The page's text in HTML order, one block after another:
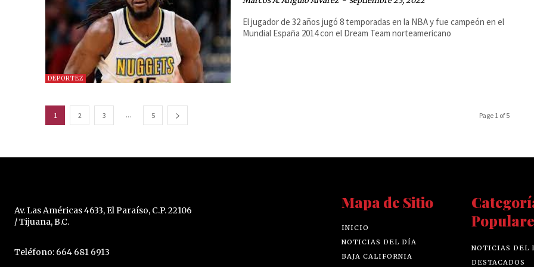
DEPORTEZ
El jugador de 32 años jugó 8 temporadas en la NBA y fue campeón en el
Mundial España 2014 con el Dream Team norteamericano
1 2 3 ... 5 Page 1 of 5
Av. Las Américas 4633, El Paraíso, C.P. 22106
/ Tijuana, B.C.
Teléfono: 664 681 6913
Mapa de Sitio
INICIO
NOTICIAS DEL DÍA
BAJA CALIFORNIA
NOTICIAS DEL
DESTACADOS